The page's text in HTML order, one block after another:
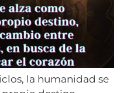
la humanidad se